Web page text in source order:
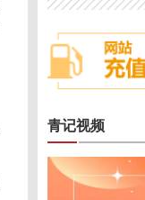
青记视频